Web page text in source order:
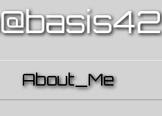
About_Me